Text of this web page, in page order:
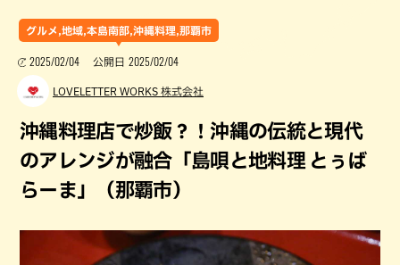
グルメ,地域,本島南部,沖縄料理,那覇市
2025/02/04 公開日 2025/02/04
LOVELETTER WORKS 株式会社
沖縄料理店で炒飯？！沖縄の伝統と現代
のアレンジが融合「島唄と地料理 とぅば
らーま」（那覇市）